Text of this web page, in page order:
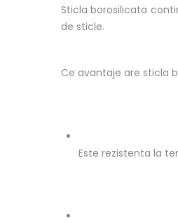
Sticla borosilicata
de sticle.
Ce avantaje are sticla
Este rezistenta la